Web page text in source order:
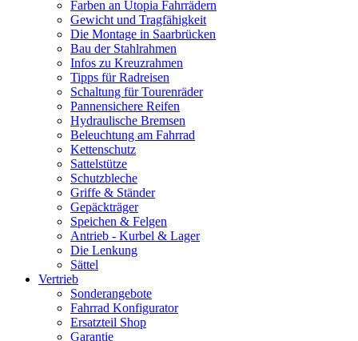
Farben an Utopia Fahrrädern
Gewicht und Tragfähigkeit
Die Montage in Saarbrücken
Bau der Stahlrahmen
Infos zu Kreuzrahmen
Tipps für Radreisen
Schaltung für Tourenräder
Pannensichere Reifen
Hydraulische Bremsen
Beleuchtung am Fahrrad
Kettenschutz
Sattelstütze
Schutzbleche
Griffe & Ständer
Gepäckträger
Speichen & Felgen
Antrieb - Kurbel & Lager
Die Lenkung
Sättel
Vertrieb
Sonderangebote
Fahrrad Konfigurator
Ersatzteil Shop
Garantie